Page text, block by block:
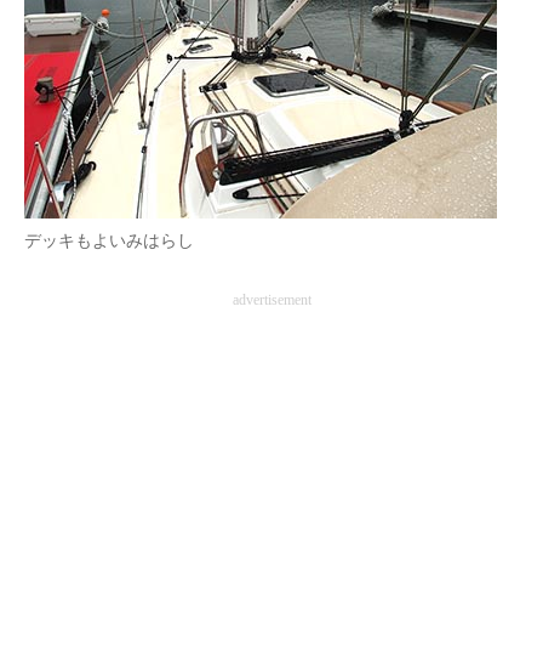
デッキもよいみはらし
advertisement